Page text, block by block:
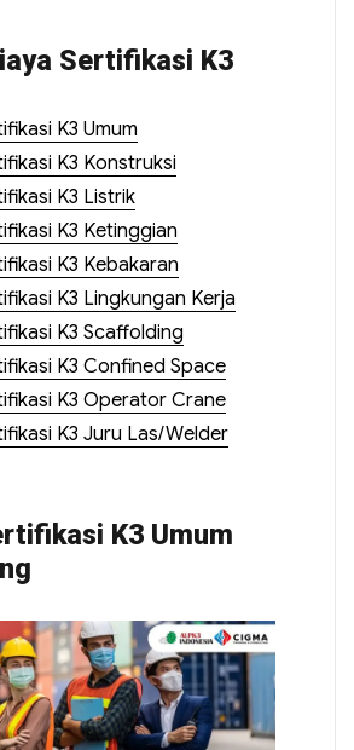
Sertifikasi K3
K3 Umum
K3 Konstruksi
K3 Listrik
K3 Ketinggian
K3 Kebakaran
K3 Lingkungan Kerja
K3 Scaffolding
K3 Confined Space
K3 Operator Crane
K3 Juru Las/Welder
K3 Umum